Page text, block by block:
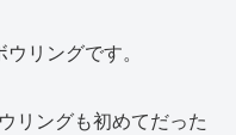
リングです。
リングも初めてだった